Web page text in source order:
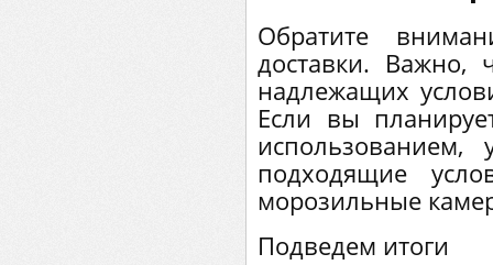
Обратите
доставки. Важно,
надлежащих
Если вы
использованием,
подходящие
морозильные
Подведем итоги